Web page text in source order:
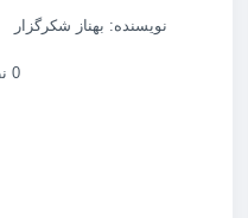
نویسنده: بهناز شکرگزار
0 نظر